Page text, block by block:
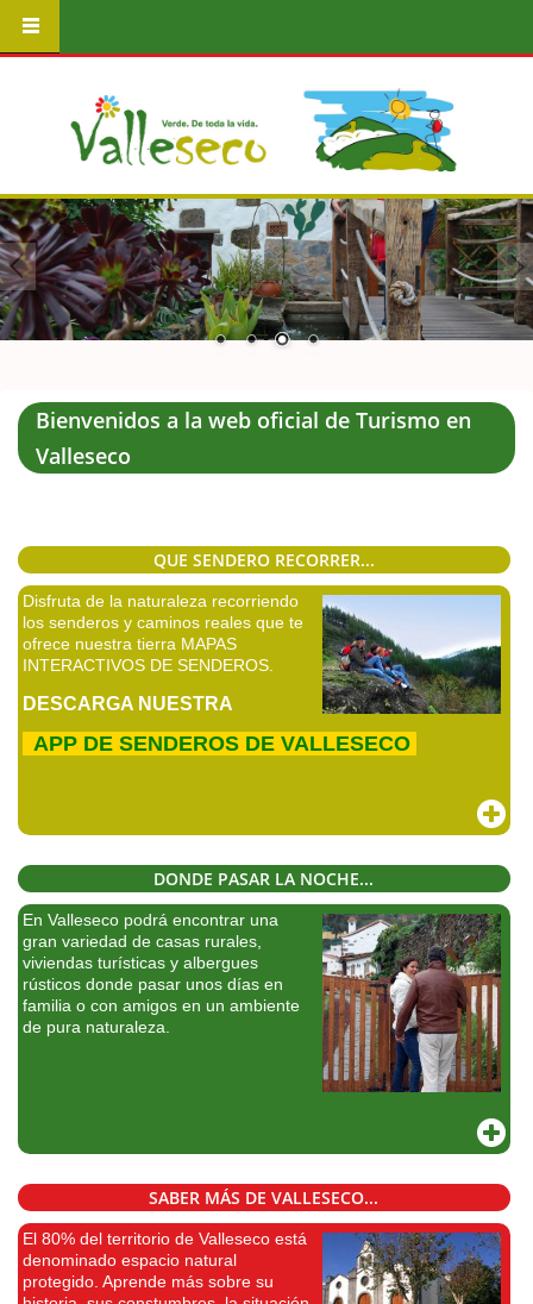
Bienvenidos a la web oficial de Turismo en
Valleseco
QUE SENDERO RECORRER...
Disfruta de la naturaleza recorriendo
los senderos y caminos reales que te
ofrece nuestra tierra MAPAS
INTERACTIVOS DE SENDEROS.
DESCARGA NUESTRA
APP DE SENDEROS DE VALLESECO
DONDE PASAR LA NOCHE...
En Valleseco podrá encontrar una
gran variedad de casas rurales,
viviendas turísticas y albergues
rústicos donde pasar unos días en
familia o con amigos en un ambiente
de pura naturaleza.
SABER MÁS DE VALLESECO...
El 80% del territorio de Valleseco está
denominado espacio natural
protegido. Aprende más sobre su